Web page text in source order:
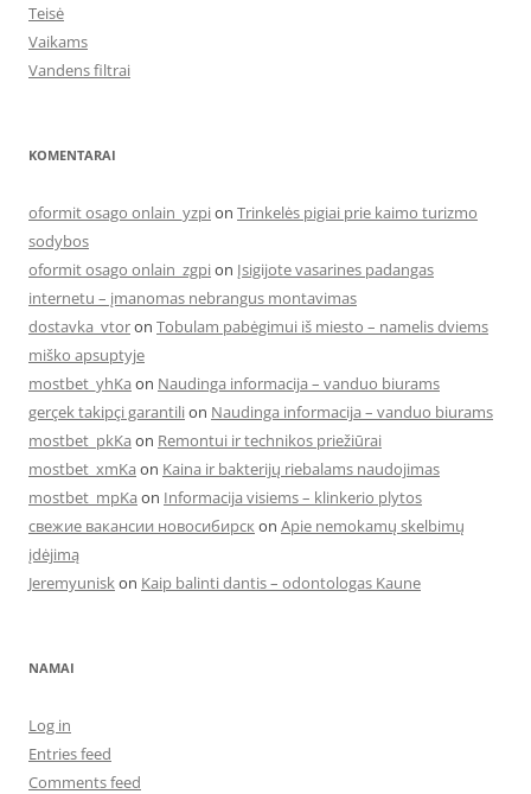
Teisė
Vaikams
Vandens filtrai
KOMENTARAI
oformit osago onlain_yzpion Trinkelės pigiai prie kaimo turizmo
sodybos
oformit osago onlain_zgpion Įsigijote vasarines padangas
internetu – įmanomas nebrangus montavimas
dostavka_vtoron Tobulam pabėgimui iš miesto – namelis dviems
miško apsuptyje
mostbet_yhKa on Naudinga informacija – vanduo biurams
gerçek takipçi garantilion Naudinga informacija – vanduo biurams
mostbet_pkKa on Remontui ir technikos priežiūrai
mostbet_xmKa on Kaina ir bakterijų riebalams naudojimas
mostbet_mpKa on Informacija visiems – klinkerio plytos
свежие вакансии новосибирскon Apie nemokamų skelbimų
įdėjimą
Jeremyuniskon Kaip balinti dantis – odontologas Kaune
NAMAI
Log in
Entries feed
Comments feed